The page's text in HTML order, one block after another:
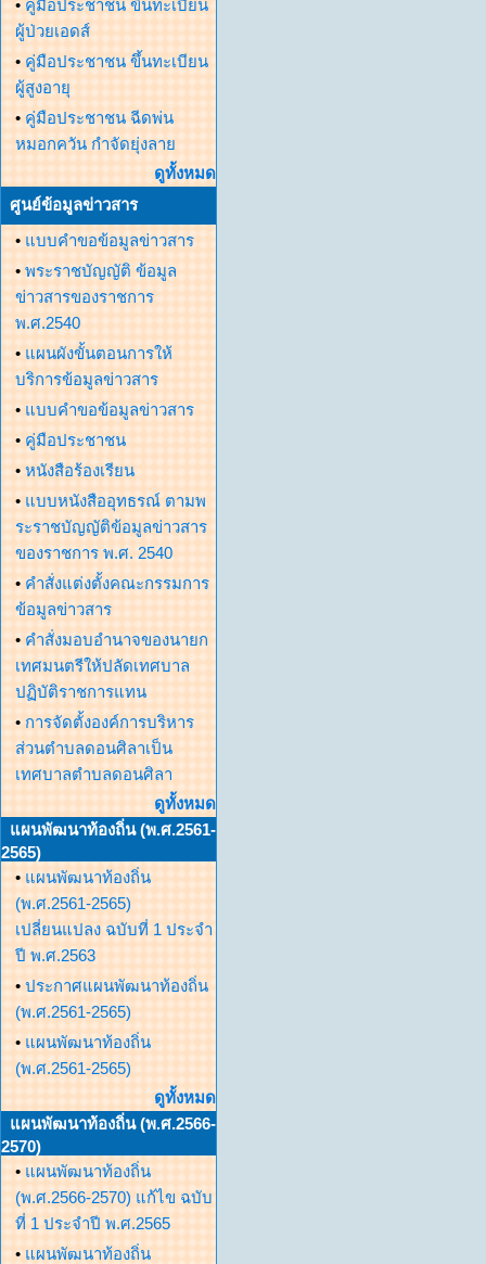
• คู่มือประชาชน ขึ้นทะเบียน
ผู้ป่วยเอดส์
• คู่มือประชาชน ขึ้นทะเบียน
ผู้สูงอายุ
• คู่มือประชาชน ฉีดพ่น
หมอกควัน กำจัดยุ่งลาย
ดูทั้งหมด
ศูนย์ข้อมูลข่าวสาร
• แบบคำขอข้อมูลข่าวสาร
• พระราชบัญญัติ ข้อมูล
ข่าวสารของราชการ
พ.ศ.2540
• แผนผังขั้นตอนการให้
บริการข้อมูลข่าวสาร
• แบบคำขอข้อมูลข่าวสาร
• คู่มือประชาชน
• หนังสือร้องเรียน
• แบบหนังสืออุทธรณ์ ตามพ
ระราชบัญญัติข้อมูลข่าวสาร
ของราชการ พ.ศ. 2540
• คำสั่งแต่งตั้งคณะกรรมการ
ข้อมูลข่าวสาร
• คำสั่งมอบอำนาจของนายก
เทศมนตรีให้ปลัดเทศบาล
ปฏิบัติราชการแทน
• การจัดตั้งองค์การบริหาร
ส่วนตำบลดอนศิลาเป็น
เทศบาลตำบลดอนศิลา
ดูทั้งหมด
แผนพัฒนาท้องถิ่น (พ.ศ.2561-
2565)
• แผนพัฒนาท้องถิ่น
(พ.ศ.2561-2565)
เปลี่ยนแปลง ฉบับที่ 1 ประจำ
ปี พ.ศ.2563
• ประกาศแผนพัฒนาท้องถิ่น
(พ.ศ.2561-2565)
• แผนพัฒนาท้องถิ่น
(พ.ศ.2561-2565)
ดูทั้งหมด
แผนพัฒนาท้องถิ่น (พ.ศ.2566-
2570)
• แผนพัฒนาท้องถิ่น
(พ.ศ.2566-2570) แก้ไข ฉบับ
ที่ 1 ประจำปี พ.ศ.2565
• แผนพัฒนาท้องถิ่น